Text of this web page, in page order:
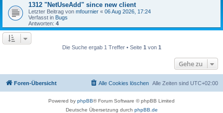
1312 "NetUseAdd" since new client
Letzter Beitrag von mfournier « 06 Aug 2026, 17:24
Verfasst in Bugs
Antworten: 4
Die Suche ergab 1 Treffer • Seite 1 von 1
Gehe zu
Foren-Übersicht Alle Zeiten sind UTC+02:00
Alle Cookies löschen
Powered by phpBB® Forum Software © phpBB Limited
Deutsche Übersetzung durch phpBB.de